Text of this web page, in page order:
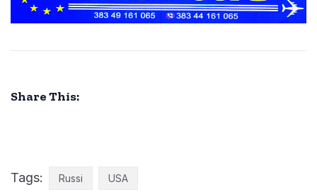
Share This:
Tags: Russi USA